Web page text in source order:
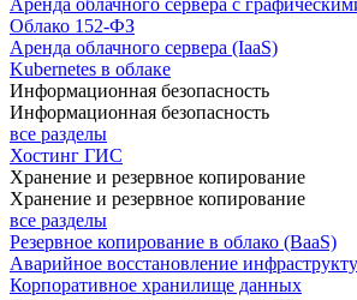
Аренда облачного сервера с
Облако 152-ФЗ
Аренда облачного сервера (IaaS)
Kubernetes в облаке
Информационная безопасность
Информационная безопасность
все разделы
Хостинг ГИС
Хранение и резервное копирование
Хранение и резервное копирование
все разделы
Резервное копирование в облако (BaaS)
Аварийное восстановление
Корпоративное хранилище данных